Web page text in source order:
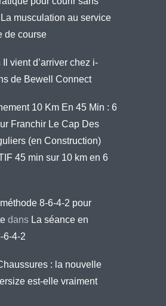
La musculation au service
de course
Il vient d’arriver chez i-
de Bewell Connect
10 Km En 45 Min : 6
Franchir Le Cap Des
(en Construction)
45 min sur 10 km en 6
8-6-4-2 pour
dans La séance en
6-4-2
: la nouvelle
est-elle vraiment